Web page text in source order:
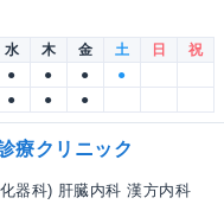
水 木 金 土 日
祝
● ● ●
●
● ● ●
療クリニック
器科) 肝臓内科 漢方内科